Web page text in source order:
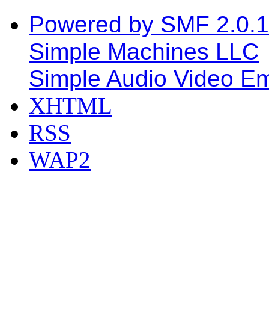
Powered by SMF
Simple Machines LLC
Simple Audio Video
XHTML
RSS
WAP2